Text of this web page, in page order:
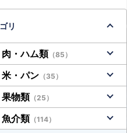
リ
肉・ハム類 （85）
米・パン （35）
果物類 （25）
魚介類 （114）